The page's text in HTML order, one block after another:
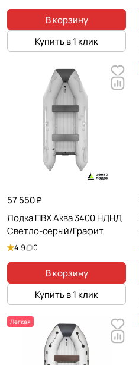
В корзину
Купить в 1 клик
57 550 ₽
Лодка ПВХ Аква 3400 НДНД
Светло-серый/Графит
4.9 0
В корзину
Купить в 1 клик
Легкая